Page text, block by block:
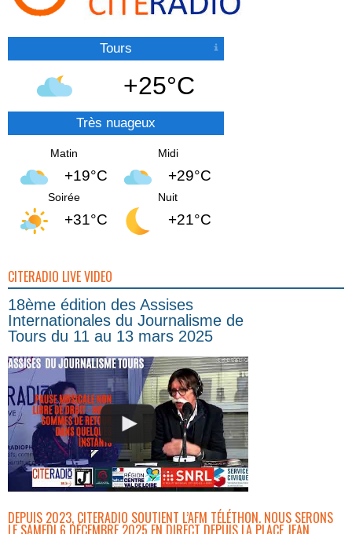
Tours
+25°C
Très nuageux
Matin
+19°C
Midi
+29°C
Soirée
+31°C
Nuit
+21°C
CITERADIO LIVE VIDEO
18ème édition des Assises
Internationales du Journalisme de
Tours du 11 au 13 mars 2025
DEPUIS 2023, CITERADIO SOUTIENT L’AFM TÉLÉTHON. NOUS SERONS
LE SAMEDI 6 DÉCEMBRE 2025 EN DIRECT DEPUIS LA PLACE JEAN